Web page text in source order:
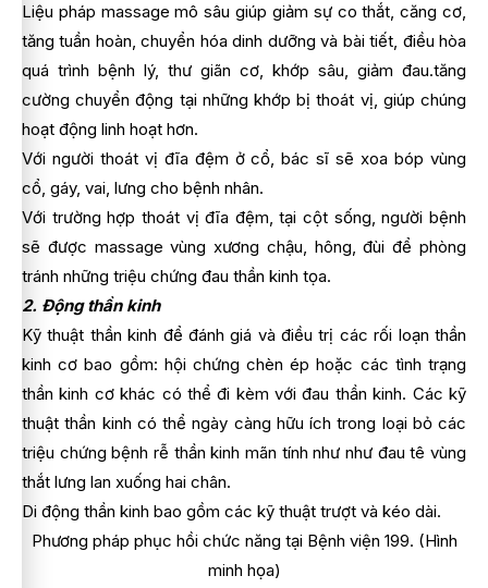
Liệu pháp massage mô sâu giúp giảm sự co thắt, căng cơ,
tăng tuần hoàn, chuyển hóa dinh dưỡng và bài tiết, điều hòa
quá trình bệnh lý, thư giãn cơ, khớp sâu, giảm đau.tăng
cường chuyển động tại những khớp bị thoát vị, giúp chúng
hoạt động linh hoạt hơn.
Với người thoát vị đĩa đệm ở cổ, bác sĩ sẽ xoa bóp vùng
cổ, gáy, vai, lưng cho bệnh nhân.
Với trường hợp thoát vị đĩa đệm, tại cột sống, người bệnh
sẽ được massage vùng xương chậu, hông, đùi để phòng
tránh những triệu chứng đau thần kinh tọa.
2. Động thần kinh
Kỹ thuật thần kinh để đánh giá và điều trị các rối loạn thần
kinh cơ bao gồm: hội chứng chèn ép hoặc các tình trạng
thần kinh cơ khác có thể đi kèm với đau thần kinh. Các kỹ
thuật thần kinh có thể ngày càng hữu ích trong loại bỏ các
triệu chứng bệnh rễ thần kinh mãn tính như như đau tê vùng
thắt lưng lan xuống hai chân.
Di động thần kinh bao gồm các kỹ thuật trượt và kéo dài.
Phương pháp phục hồi chức năng tại Bệnh viện 199. (Hình
minh họa)